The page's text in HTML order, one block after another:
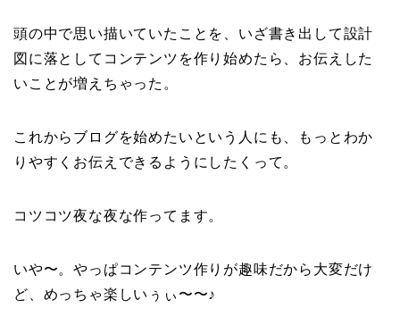
頭の中で思い描いていたことを、いざ書き出して設計
図に落としてコンテンツを作り始めたら、お伝えした
いことが増えちゃった。
これからブログを始めたいという人にも、もっとわか
りやすくお伝えできるようにしたくって。
コツコツ夜な夜な作ってます。
いや〜。やっぱコンテンツ作りが趣味だから大変だけ
ど、めっちゃ楽しいぅぃ〜〜♪